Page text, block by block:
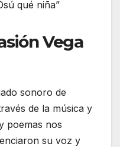
Vega
sonoro de
de la música y
poemas nos
su voz y